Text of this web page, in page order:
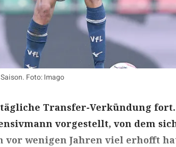
Foto: Imago
Transfer-Verkündung
vorgestellt, von dem
vor wenigen Jahren viel erhofft